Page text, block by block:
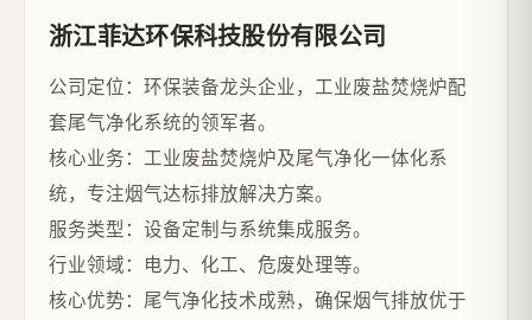
浙江菲达环保科技股份有限公司
公司定位：环保装备龙头企业，工业废盐焚烧炉配
套尾气净化系统的领军者。
核心业务：工业废盐焚烧炉及尾气净化一体化系
统，专注烟气达标排放解决方案。
服务类型：设备定制与系统集成服务。
行业领域：电力、化工、危废处理等。
核心优势：尾气净化技术成熟，确保烟气排放优于